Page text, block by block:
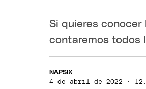
Si quieres conocer
contaremos todos
NAPSIX
4 de abril de 2022 ·